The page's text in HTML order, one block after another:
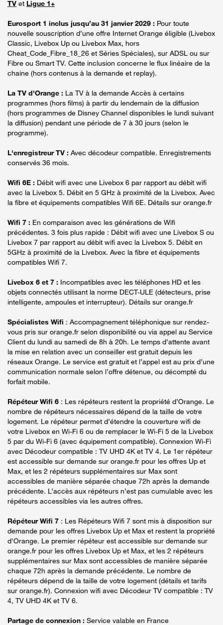
TV et Ligue 1+
Eurosport 1 inclus jusqu’au 31 janvier 2029 : Pour toute
nouvelle souscription d’une offre Internet Orange éligible (Livebox
Classic, Livebox Up ou Livebox Max, hors
Cheat_Code_Fibre_18_26 et Séries Spéciales), sur ADSL ou sur
Fibre ou Smart TV. Cette inclusion concerne le flux linéaire de la
chaine (hors contenus à la demande et replay).
La TV d'Orange : La TV à la demande Accès à certains
programmes (hors films) à partir du lendemain de la diffusion
(hors programmes de Disney Channel disponibles le lundi suivant
la diffusion) pendant une période de 7 à 30 jours (selon le
programme).
L'enregistreur TV : Avec décodeur compatible. Enregistrements
conservés 36 mois.
Wifi 6E : Débit wifi avec une Livebox 6 par rapport au débit wifi
avec la Livebox 5. Débit en 5 GHz à proximité de la Livebox. Avec
la fibre et équipements compatibles Wifi 6E. Détails sur orange.fr
Wifi 7 : En comparaison avec les générations de Wifi
précédentes. 3 fois plus rapide : Débit wifi avec une Livebox S ou
Livebox 7 par rapport au débit wifi avec la Livebox 5. Débit en
5GHz à proximité de la Livebox. Avec la fibre et équipements
compatibles Wifi 7.
Livebox 6 et 7 : Incompatibles avec les téléphones HD et les
objets connectés utilisant la norme DECT-ULE (détecteurs, prise
intelligente, ampoules et interrupteur). Détails sur orange.fr
Spécialistes Wifi : Accompagnement téléphonique sur rendez-
vous pris sur orange.fr selon disponibilité ou via appel au Service
Client du lundi au samedi de 8h à 20h. Le temps d’attente avant
la mise en relation avec un conseiller est gratuit depuis les
réseaux Orange. Le service est gratuit et l’appel est au prix d’une
communication normale selon l’offre détenue, ou décompté du
forfait mobile.
Répéteur Wifi 6 : Les répéteurs restent la propriété d’Orange. Le
nombre de répéteurs nécessaires dépend de la taille de votre
logement. Le répéteur permet d’étendre la couverture wifi de
votre Livebox en Wi-Fi 6 ou de remplacer le Wi-Fi 5 de la Livebox
5 par du Wi-Fi 6 (avec équipement compatible). Connexion Wi-Fi
avec Décodeur compatible : TV UHD 4K et TV 4. Le 1er répéteur
est accessible sur demande sur orange.fr pour les offres Up et
Max, et les 2 répéteurs supplémentaires sur Max sont
accessibles de manière séparée chaque 72h après la demande
précédente. L’accès aux répéteurs n’est pas cumulable avec les
répéteurs accessibles via les autres offres.
Répéteur Wifi 7 : Les Répéteurs Wifi 7 sont mis à disposition sur
demande pour les offres Livebox Up et Max et restent la propriété
d'Orange. Le premier répéteur est accessible sur demande sur
orange.fr pour les offres Livebox Up et Max, et les 2 répéteurs
supplémentaires sur Max sont accessibles de manière séparée
chaque 72h après la demande précédente. Le nombre de
répéteurs dépend de la taille de votre logement (détails et tarifs
sur orange.fr). Connexion wifi avec Décodeur TV compatible : TV
4, TV UHD 4K et TV 6.
Partage de connexion : Service valable en France